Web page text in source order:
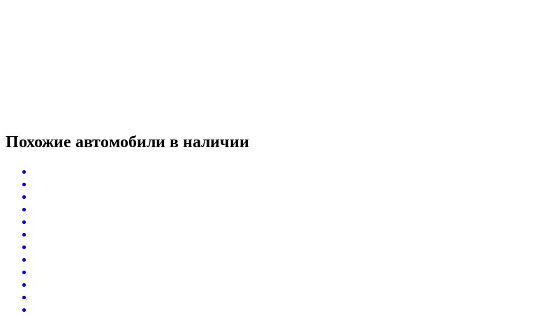
Похожие автомобили в наличии